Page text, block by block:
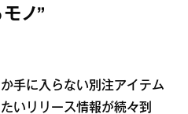
ノ”
手に入らない別注アイテム
いリリース情報が続々到